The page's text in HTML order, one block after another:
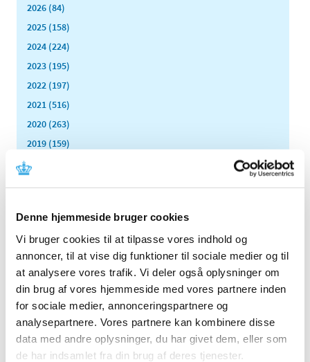
Denne hjemmeside bruger cookies
Vi bruger cookies til at tilpasse vores indhold og
annoncer, til at vise dig funktioner til sociale medier og til
at analysere vores trafik. Vi deler også oplysninger om
din brug af vores hjemmeside med vores partnere inden
for sociale medier, annonceringspartnere og
analysepartnere. Vores partnere kan kombinere disse
data med andre oplysninger, du har givet dem, eller som
de har indsamlet fra din brug af deres tjenester.
2026 (84)
2025 (158)
2024 (224)
2023 (195)
2022 (197)
2021 (516)
2020 (263)
2019 (159)
2018 (150)
2015 (33)
2014 (44)
december (3)
november (3)
oktober (1)
september (7)
august (4)